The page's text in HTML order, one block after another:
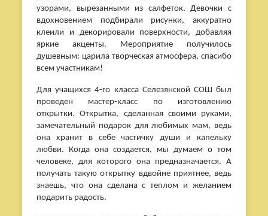
узорами, вырезанными из салфеток. Девочки с
вдохновением подбирали рисунки, аккуратно
клеили и декорировали поверхности, добавляя
яркие акценты. Мероприятие получилось
душевным: царила творческая атмосфера, спасибо
всем участникам!
Для учащихся 4-го класса Селезянской СОШ был
проведен мастер-класс по изготовлению
открытки. Открытка, сделанная своими руками,
замечательный подарок для любимых мам, ведь
она хранит в себе частичку души и капельку
любви. Когда она создается, мы думаем о том
человеке, для которого она предназначается. А
получать такую открытку вдвойне приятнее, ведь
знаешь, что она сделана с теплом и желанием
подарить радость.